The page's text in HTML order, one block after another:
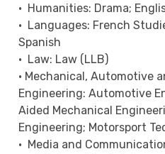
• Humanities: Drama;
• Languages: French
Spanish
• Law: Law (LLB)
• Mechanical, Automotive
Engineering: Automotive
Aided Mechanical
Engineering; Motorsport
• Media and